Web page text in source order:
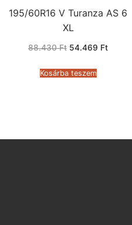
195/60R16 V Turanza AS 6
XL
88.430Ft Original
88.430 Ft.
54.469 FtCurrent
Kosárba teszem